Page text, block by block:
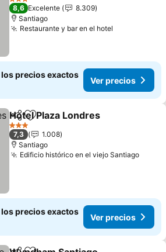
3 Estrellas
8,6 Excelente
8.309
Santiago
Restaurante y bar en el hotel
precios exactos
Ver precios
CompartirAgregar a favoritos
Hotel Plaza Londres
3 Estrellas
7,3
1.008
Santiago
Edificio histórico en el viejo Santiago
precios exactos
Ver precios